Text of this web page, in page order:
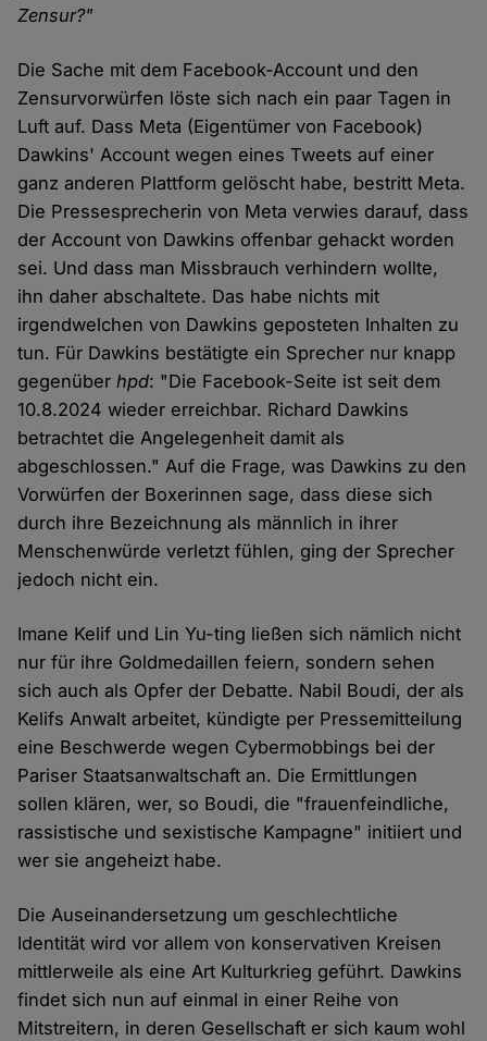
Zensur?"
Die Sache mit dem Facebook-Account und den
Zensurvorwürfen löste sich nach ein paar Tagen in
Luft auf. Dass Meta (Eigentümer von Facebook)
Dawkins' Account wegen eines Tweets auf einer
ganz anderen Plattform gelöscht habe, bestritt Meta.
Die Pressesprecherin von Meta verwies darauf, dass
der Account von Dawkins offenbar gehackt worden
sei. Und dass man Missbrauch verhindern wollte,
ihn daher abschaltete. Das habe nichts mit
irgendwelchen von Dawkins geposteten Inhalten zu
tun. Für Dawkins bestätigte ein Sprecher nur knapp
gegenüberhpd: "Die Facebook-Seite ist seit dem
10.8.2024 wieder erreichbar. Richard Dawkins
betrachtet die Angelegenheit damit als
abgeschlossen." Auf die Frage, was Dawkins zu den
Vorwürfen der Boxerinnen sage, dass diese sich
durch ihre Bezeichnung als männlich in ihrer
Menschenwürde verletzt fühlen, ging der Sprecher
jedoch nicht ein.
Imane Kelif und Lin Yu-ting ließen sich nämlich nicht
nur für ihre Goldmedaillen feiern, sondern sehen
sich auch als Opfer der Debatte. Nabil Boudi, der als
Kelifs Anwalt arbeitet, kündigte per Pressemitteilung
eine Beschwerde wegen Cybermobbings bei der
Pariser Staatsanwaltschaft an. Die Ermittlungen
sollen klären, wer, so Boudi, die "frauenfeindliche,
rassistische und sexistische Kampagne" initiiert und
wer sie angeheizt habe.
Die Auseinandersetzung um geschlechtliche
Identität wird vor allem von konservativen Kreisen
mittlerweile als eine Art Kulturkrieg geführt. Dawkins
findet sich nun auf einmal in einer Reihe von
Mitstreitern, in deren Gesellschaft er sich kaum wohl